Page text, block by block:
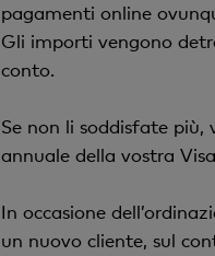
pagamenti online
Gli importi vengono
conto.
Se non li soddisfate
annuale della vostra
In occasione
un nuovo cliente, sul